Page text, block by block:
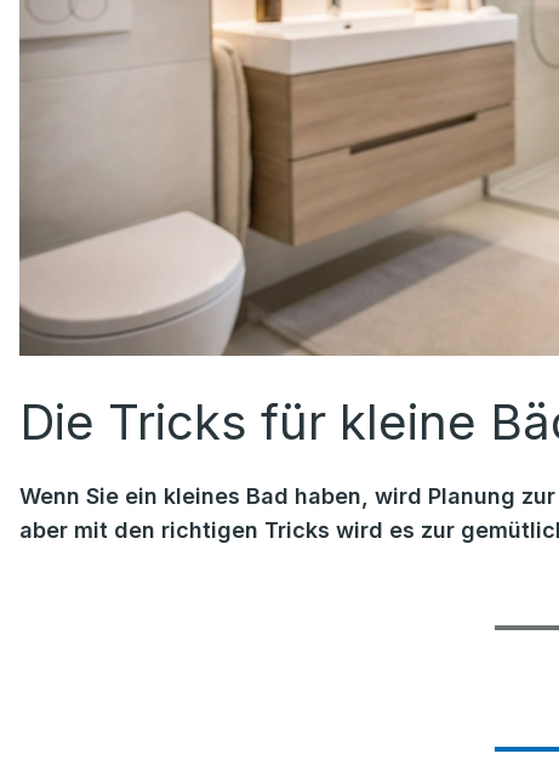
Die Tricks für kleine
Wenn Sie ein kleines Bad haben, wird Planung
aber mit den richtigen Tricks wird es zur